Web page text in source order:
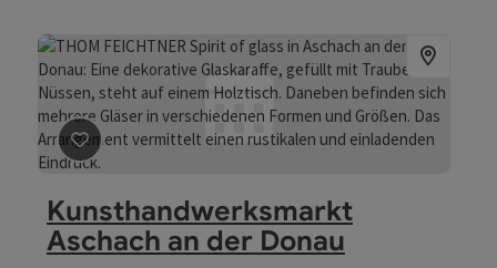
Beitrag merken
Kunsthandwerksmarkt
Aschach an der Donau